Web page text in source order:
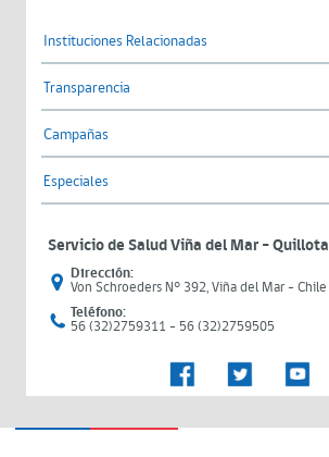
Instituciones Relacionadas
Transparencia
Campañas
Especiales
Servicio de Salud Viña del Mar – Quillota
Dirección:
Von Schroeders N° 392, Viña del Mar - Chile
Teléfono:
56 (32)2759311 - 56 (32)2759505